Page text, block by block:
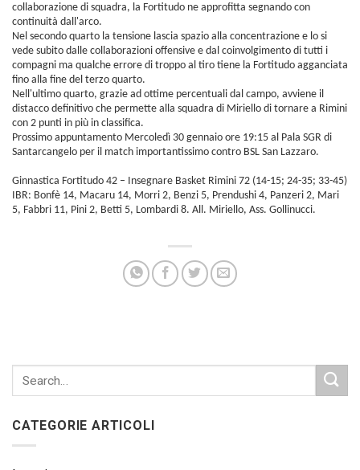
collaborazione di squadra, la Fortitudo ne approfitta segnando con
continuità dall'arco.
Nel secondo quarto la tensione lascia spazio alla concentrazione e lo si
vede subito dalle collaborazioni offensive e dal coinvolgimento di tutti i
compagni ma qualche errore di troppo al tiro tiene la Fortitudo agganciata
fino alla fine del terzo quarto.
Nell'ultimo quarto, grazie ad ottime percentuali dal campo, avviene il
distacco definitivo che permette alla squadra di Miriello di tornare a Rimini
con 2 punti in più in classifica.
Prossimo appuntamento Mercoledì 30 gennaio ore 19:15 al Pala SGR di
Santarcangelo per il match importantissimo contro BSL San Lazzaro.
Ginnastica Fortitudo 42 – Insegnare Basket Rimini 72 (14-15; 24-35; 33-45)
IBR: Bonfè 14, Macaru 14, Morri 2, Benzi 5, Prendushi 4, Panzeri 2, Mari
5, Fabbri 11, Pini 2, Betti 5, Lombardi 8. All. Miriello, Ass. Gollinucci.
CATEGORIE ARTICOLI